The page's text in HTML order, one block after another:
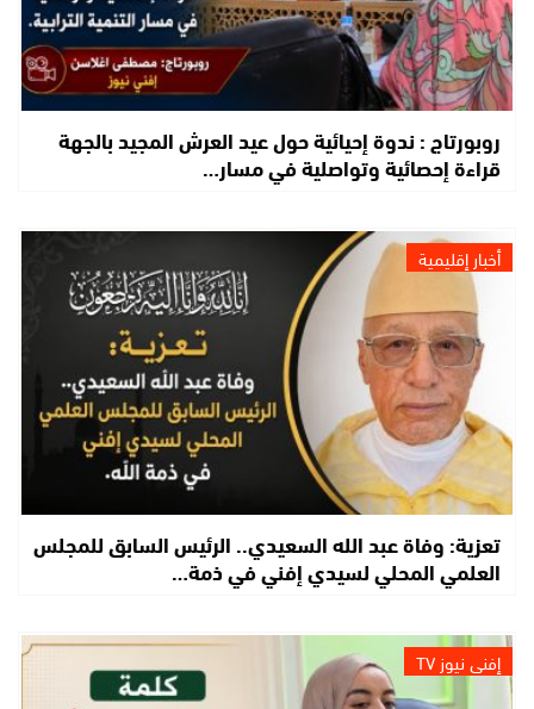
روبورتاج : ندوة إحيائية حول عيد العرش المجيد بالجهة
قراءة إحصائية وتواصلية في مسار…
أخبار إقليمية
تعزية: وفاة عبد الله السعيدي.. الرئيس السابق للمجلس
العلمي المحلي لسيدي إفني في ذمة…
إفني نيوز TV